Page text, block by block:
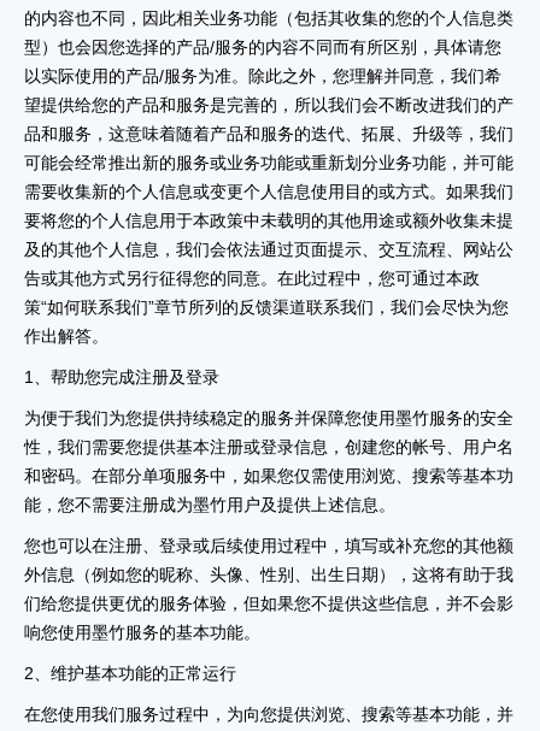
的内容也不同，因此相关业务功能（包括其收集的您的个人信息类
型）也会因您选择的产品/服务的内容不同而有所区别，具体请您
以实际使用的产品/服务为准。除此之外，您理解并同意，我们希
望提供给您的产品和服务是完善的，所以我们会不断改进我们的产
品和服务，这意味着随着产品和服务的迭代、拓展、升级等，我们
可能会经常推出新的服务或业务功能或重新划分业务功能，并可能
需要收集新的个人信息或变更个人信息使用目的或方式。如果我们
要将您的个人信息用于本政策中未载明的其他用途或额外收集未提
及的其他个人信息，我们会依法通过页面提示、交互流程、网站公
告或其他方式另行征得您的同意。在此过程中，您可通过本政
策“如何联系我们”章节所列的反馈渠道联系我们，我们会尽快为您
作出解答。
1、帮助您完成注册及登录
为便于我们为您提供持续稳定的服务并保障您使用墨竹服务的安全
性，我们需要您提供基本注册或登录信息，创建您的帐号、用户名
和密码。在部分单项服务中，如果您仅需使用浏览、搜索等基本功
能，您不需要注册成为墨竹用户及提供上述信息。
您也可以在注册、登录或后续使用过程中，填写或补充您的其他额
外信息（例如您的昵称、头像、性别、出生日期），这将有助于我
们给您提供更优的服务体验，但如果您不提供这些信息，并不会影
响您使用墨竹服务的基本功能。
2、维护基本功能的正常运行
在您使用我们服务过程中，为向您提供浏览、搜索等基本功能，并